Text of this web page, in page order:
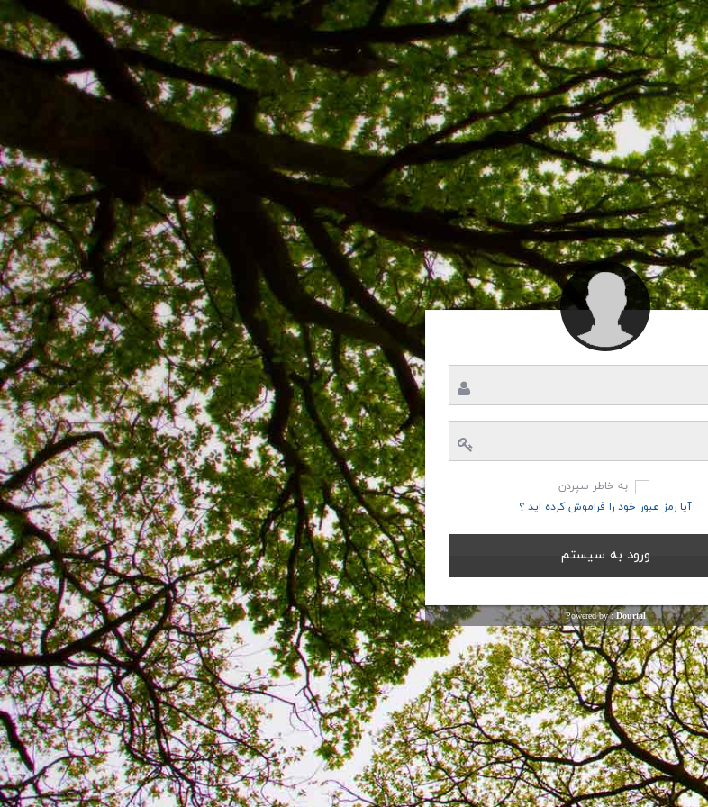
به خاطر سپردن
آیا رمز عبور خود را فراموش کرده اید ؟
Powered by :Dourtal